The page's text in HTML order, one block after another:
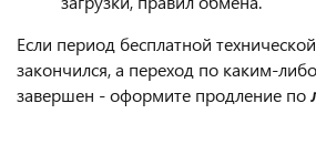
Если период бесплатной
закончился, а переход по каким-
завершен - оформите продление по